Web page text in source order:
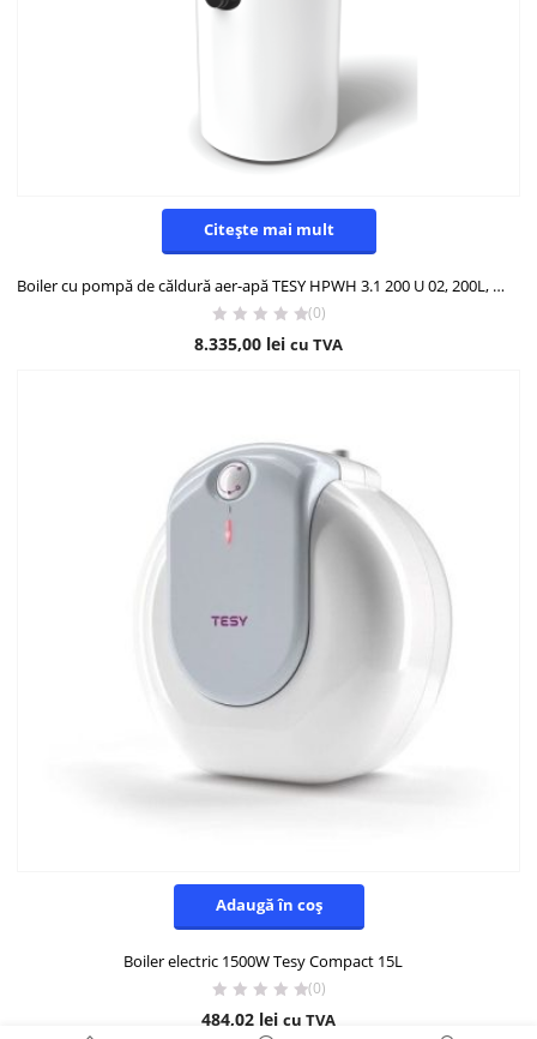
Citește mai mult
Boiler cu pompă de căldură aer-apă TESY HPWH 3.1 200 U 02, 200L, 1500W
(0)
8.335,00 lei cu TVA
Adaugă în coș
Boiler electric 1500W Tesy Compact 15L
(0)
484,02 lei cu TVA